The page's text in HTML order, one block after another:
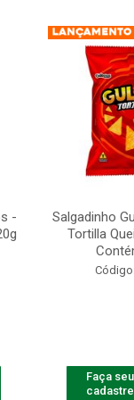
-
Salgadinho
Tortilla
Faça